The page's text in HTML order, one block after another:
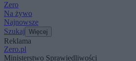
Zero
Na żywo
Najnowsze
Szukaj Więcej
Reklama
Zero.pl
Ministerstwo Sprawiedliwości